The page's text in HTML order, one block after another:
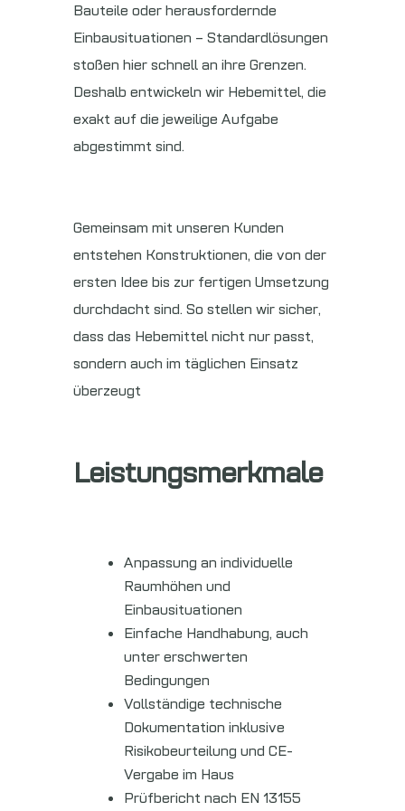
Bauteile oder herausfordernde
Einbausituationen – Standardlösungen
stoßen hier schnell an ihre Grenzen.
Deshalb entwickeln wir Hebemittel, die
exakt auf die jeweilige Aufgabe
abgestimmt sind.
Gemeinsam mit unseren Kunden
entstehen Konstruktionen, die von der
ersten Idee bis zur fertigen Umsetzung
durchdacht sind. So stellen wir sicher,
dass das Hebemittel nicht nur passt,
sondern auch im täglichen Einsatz
überzeugt
Leistungsmerkmale
Anpassung an individuelle
Raumhöhen und
Einbausituationen
Einfache Handhabung, auch
unter erschwerten
Bedingungen
Vollständige technische
Dokumentation inklusive
Risikobeurteilung und CE-
Vergabe im Haus
Prüfbericht nach EN 13155